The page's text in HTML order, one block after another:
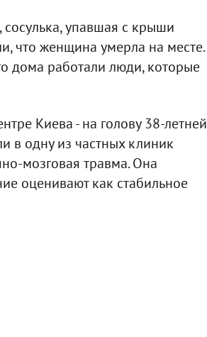
упавшая с крыши
что женщина умерла на месте.
дома работали люди, которые
Киева - на голову 38-летней
в одну из частных клиник
мозговая травма. Она
оценивают как стабильное